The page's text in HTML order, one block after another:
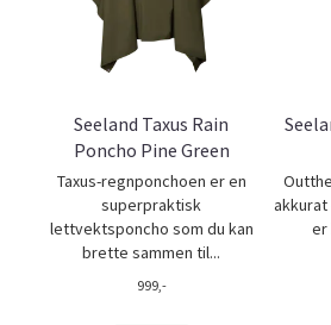
Seeland Taxus Rain
Poncho Pine Green
Taxus-regnponchoen er en
superpraktisk
lettvektsponcho som du kan
brette sammen til...
999,-
er